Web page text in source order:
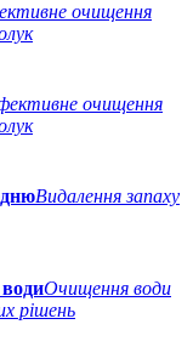
очищення
очищення
Видалення запаху
Очищення води
рішень